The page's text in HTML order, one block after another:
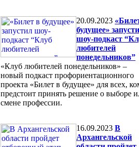
20.09.2023
будущее»
шоу-подкаст
любителей
понедельников”
«Клуб любителей понедельников» –
новый подкаст профориентационного
проекта «Билет в будущее» для всех,
предстоит принять решение о выборе
смене профессии.
16.09.2023 В
Архангельской